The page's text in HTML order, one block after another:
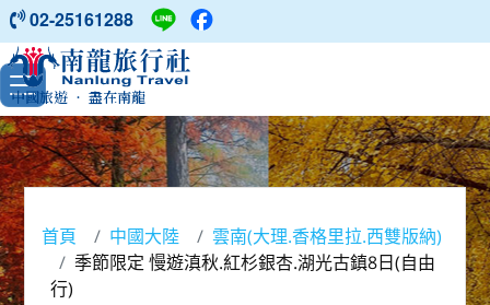
中國旅遊 ‧ 盡在南龍
02-25161288
首頁 中國大陸
雲南(大理.香格里拉.西雙版納)
季節限定 慢遊滇秋.紅杉銀杏.湖光古鎮8日(自由
行)